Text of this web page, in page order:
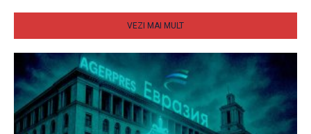
VEZI MAI MULT